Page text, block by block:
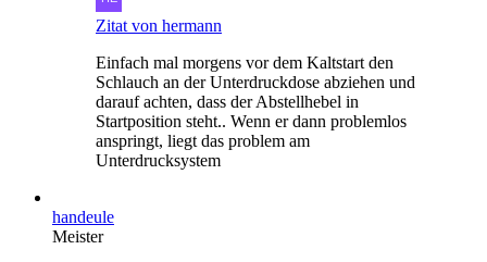
Zitat von hermann
Einfach mal morgens vor dem Kaltstart den
Schlauch an der Unterdruckdose abziehen und
darauf achten, dass der Abstellhebel in
Startposition steht.. Wenn er dann problemlos
anspringt, liegt das problem am
Unterdrucksystem
handeule
Meister